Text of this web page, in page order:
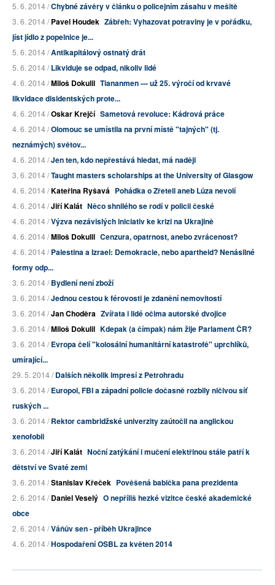
5. 6. 2014 /Chybné závěry v článku o policejním zásahu v mešitě
3. 6. 2014 /Pavel Houdek Zábřeh: Vyhazovat potraviny je v pořádku,
jíst jídlo z popelnice je...
5. 6. 2014 /Antikapitálový ostnatý drát
5. 6. 2014 /Likviduje se odpad, nikoliv lidé
4. 6. 2014 /Miloš Dokulil Tiananmen --- už 25. výročí od krvavé
likvidace disidentských prote...
4. 6. 2014 /Oskar Krejčí Sametová revoluce: Kádrová práce
4. 6. 2014 /Olomouc se umístila na první místě "tajných" (tj.
neznámých) světov...
4. 6. 2014 /Jen ten, kdo nepřestává hledat, má naději
3. 6. 2014 /Taught masters scholarships at the University of Glasgow
4. 6. 2014 /Kateřina Ryšavá Pohádka o Zřeteli aneb Lůza nevolí
4. 6. 2014 /Jiří Kalát Něco shnilého se rodí v policii české
4. 6. 2014 /Výzva nezávislých iniciativ ke krizi na Ukrajině
4. 6. 2014 /Miloš Dokulil Cenzura, opatrnost, anebo zvrácenost?
4. 6. 2014 /Palestina a Izrael: Demokracie, nebo apartheid? Nenásilné
formy odp...
3. 6. 2014 /Bydlení není zboží
3. 6. 2014 /Jednou cestou k férovosti je zdanění nemovitostí
3. 6. 2014 /Jan Choděra Zvířata i lidé očima autorské dvojice
3. 6. 2014 /Miloš Dokulil Kdepak (a čímpak) nám žije Parlament ČR?
3. 6. 2014 /Evropa čelí "kolosální humanitární katastrofě" uprchlíků,
umírající...
29. 5. 2014 /Dalších několik impresí z Petrohradu
3. 6. 2014 /Europol, FBI a západní policie dočasně rozbily ničivou síť
ruských ...
3. 6. 2014 /Rektor cambridžské univerzity zaútočil na anglickou
xenofobii
3. 6. 2014 /Jiří Kalát Noční zatýkání i mučení elektřinou stále patří k
dětství ve Svaté zemi
3. 6. 2014 /Stanislav Křeček Pověšená babička pana prezidenta
2. 6. 2014 /Daniel Veselý O nepříliš hezké vizitce české akademické
obce
2. 6. 2014 /Váňův sen - příběh Ukrajince
4. 6. 2014 /Hospodaření OSBL za květen 2014